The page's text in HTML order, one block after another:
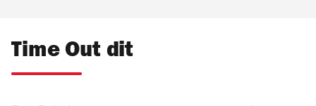
Time Out dit